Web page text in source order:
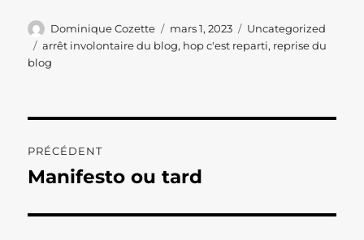
Auteur
Dominique Cozette
Publié
le
mars 1, 2023 Catégories
Uncategorized
Étiquettes
arrêt involontaire du blog, hop c'est reparti, reprise du
blog
de
PRÉCÉDENT
Publication
Manifesto ou tard